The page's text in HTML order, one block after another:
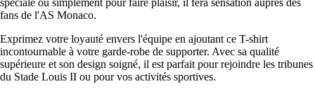
spéciale ou simplement pour faire plaisir, il fera sensation auprès des
fans de l'AS Monaco.
Exprimez votre loyauté envers l'équipe en ajoutant ce T-shirt
incontournable à votre garde-robe de supporter. Avec sa qualité
supérieure et son design soigné, il est parfait pour rejoindre les tribunes
du Stade Louis II ou pour vos activités sportives.